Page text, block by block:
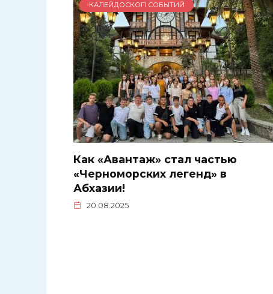
КАЛЕЙДОСКОП СОБЫТИЙ
Как «Авантаж» стал частью
«Черноморских легенд» в
Абхазии!
20.08.2025